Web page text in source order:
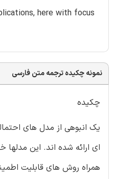
here with focus
نمونه چکیده ترجمه متن فارسی
چکیده
یک انبوهی از مدل های
ای ارائه شده اند. این
همراه روش های قابلیت